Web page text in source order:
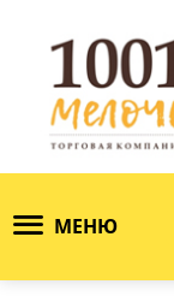
МЕНЮ